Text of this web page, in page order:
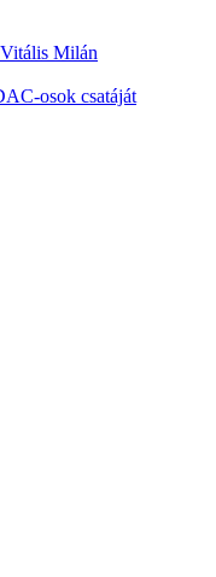
Milán
osok csatáját